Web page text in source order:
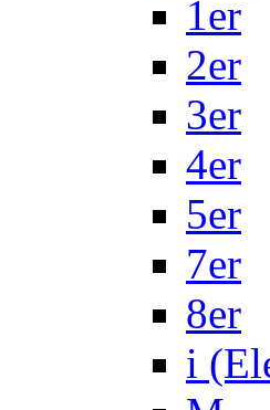
1er
2er
3er
4er
5er
7er
8er
i